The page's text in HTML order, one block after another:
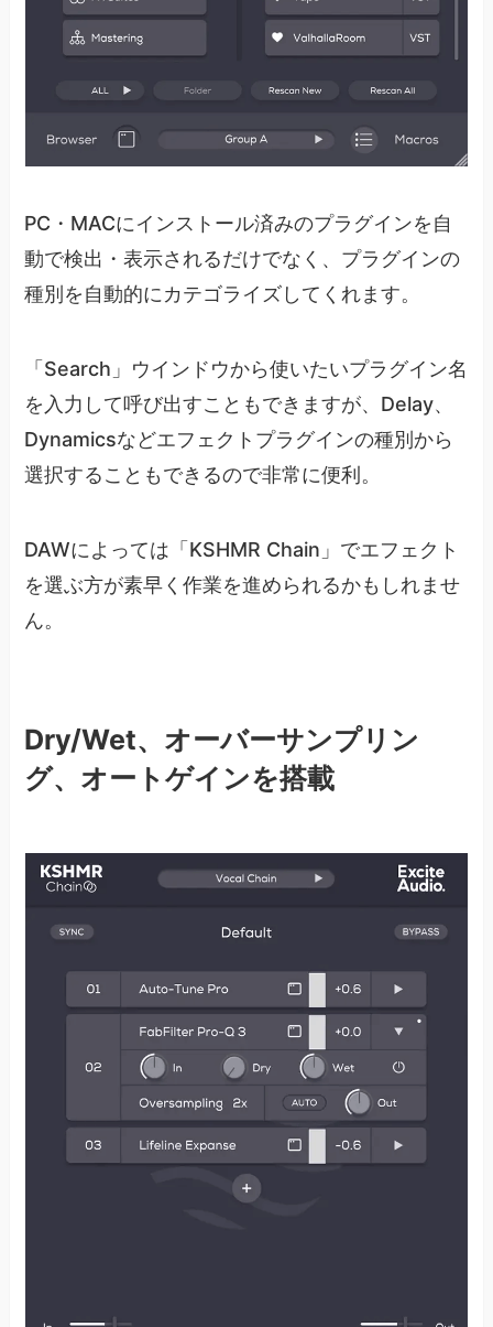
PC・MACにインストール済みのプラグインを自
動で検出・表示されるだけでなく、プラグインの
種別を自動的にカテゴライズしてくれます。
「Search」ウインドウから使いたいプラグイン名
を入力して呼び出すこともできますが、Delay、
Dynamicsなどエフェクトプラグインの種別から
選択することもできるので非常に便利。
DAWによっては「KSHMR Chain」でエフェクト
を選ぶ方が素早く作業を進められるかもしれませ
ん。
Dry/Wet、オーバーサンプリン
グ、オートゲインを搭載